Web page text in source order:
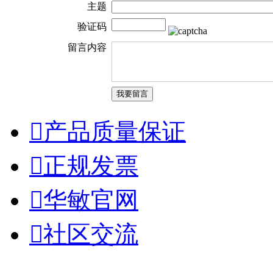
主题
验证码
留言内容
产品质量保证
正规发票
华敏官网
社区交流